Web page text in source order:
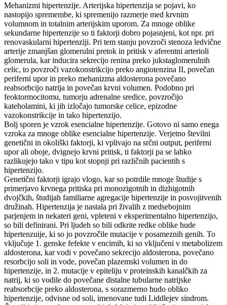
Mehanizmi hipertenzije. Arterijska hipertenzija se pojavi, ko
nastopijo spremembe, ki spremenijo razmerje med krvnim
volumnom in totalnim arterijskim uporom. Za mnoge oblike
sekundarne hipertenzije so ti faktorji dobro pojasnjeni, kot npr. pri
renovaskularni hipertenziji. Pri tem stanju povzroči stenoza ledvične
arterije zmanjšan glomerulni pretok in pritisk v aferentni arterioli
glomerula, kar inducira sekrecijo renina preko jukstaglomerulnih
celic, to povzroči vazokonstrikcijo preko angiotenzina II, povečan
periferni upor in preko mehanizma aldosterona povečano
reabsorbcijo natrija in povečan krvni volumen. Podobno pri
feoktormocitomu, tumorju adrenalne sredice, povzročijo
kateholamini, ki jih izločajo tumorske celice, epizodne
vazokonstrikcije in tako hipertenzijo.
Bolj sporen je vzrok esencialne hipertenzije. Gotovo ni samo enega
vzroka za mnoge oblike esencialne hipertenzije. Verjetno številni
genetični in okoliški faktorji, ki vplivajo na srčni output, periferni
upor ali oboje, dvignejo krvni pritisk, ti faktorji pa se lahko
razlikujejo tako v tipu kot stopnji pri različnih pacientih s
hipertenzijo.
Genetični faktorji igrajo vlogo, kar so potrdile mnoge študije s
primerjavo krvnega pritiska pri monozigotnih in dizhigotnih
dvojčkih, študijah familiarne agregacije hipertenzije in posvojitvenih
družinah. Hipertenzija je nastala pri živalih z medsebojnim
parjenjem in nekateri geni, vpleteni v eksperimentalno hipertenzijo,
so bili definirani. Pri ljudeh so bili odkrite redke oblike hude
hipertenzuije, ki so jo povzročile mutacije v posameznih genih. To
vključuje 1. genske fefekte v encimih, ki so vključeni v metabolizem
aldosterona, kar vodi v povečano sekrecijo aldosterona, povečano
resorbcijo soli in vode, povečan plazemski volumen in do
hipertenzije, in 2. mutacije v epiteliju v proteinskih kanalčkih za
natrij, ki so vodile do povečane distalne tubularne natrijske
reabsorbcije preko aldosterona, s sorazmerno hudo obliko
hipertenzije, odvisne od soli, imenovane tudi Liddlejev sindrom.